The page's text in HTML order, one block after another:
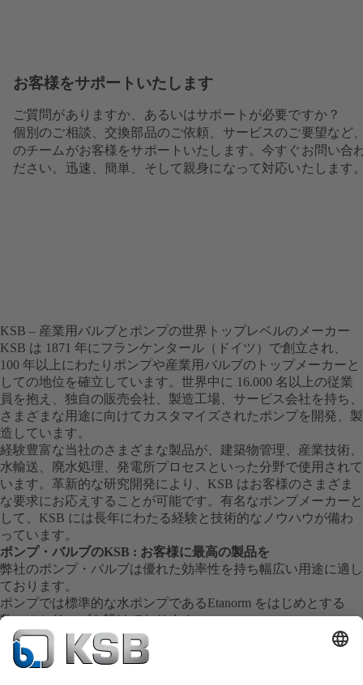
お客様をサポートいたします
ご質問がありますか、あるいはサポートが必要ですか？
個別のご相談、交換部品のご依頼、サービスのご要望など
のチームがお客様をサポートいたします。今すぐお問い合
ださい。迅速、簡単、そして親身になって対応いたします
KSB – 産業用バルブとポンプの世界トップレベルのメーカー
KSB は 1871 年にフランケンタール（ドイツ）で創立され、
100 年以上にわたりポンプや産業用バルブのトップメーカーと
しての地位を確立しています。世界中に 16.000 名以上の従業
員を抱え、独自の販売会社、製造工場、サービス会社を持ち、
さまざまな用途に向けてカスタマイズされたポンプを開発、製
造しています。
経験豊富な当社のさまざまな製品が、建築物管理、産業技術、
水輸送、廃水処理、発電所プロセスといった分野で使用されて
います。革新的な研究開発により、KSB はお客様のさまざま
な要求にお応えすることが可能です。有名なポンプメーカーと
して、KSB には長年にわたる経験と技術的なノウハウが備わ
っています。
ポンプ・バルブのKSB : お客様に最高の製品を
弊社のポンプ・バルブは優れた効率性を持ち幅広い用途に適し
ております。
ポンプでは標準的な水ポンプであるEtanorm をはじめとする
数々のシリーズを設けております。
弊社の製品はその卓越した技術により長年にわたる安定した運
転を実現し全世界の産業界に貢献しております。
信頼のサービス